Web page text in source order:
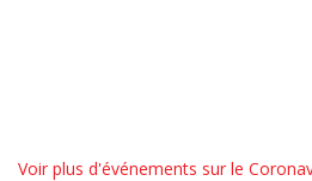
Voir plus d'événements sur le